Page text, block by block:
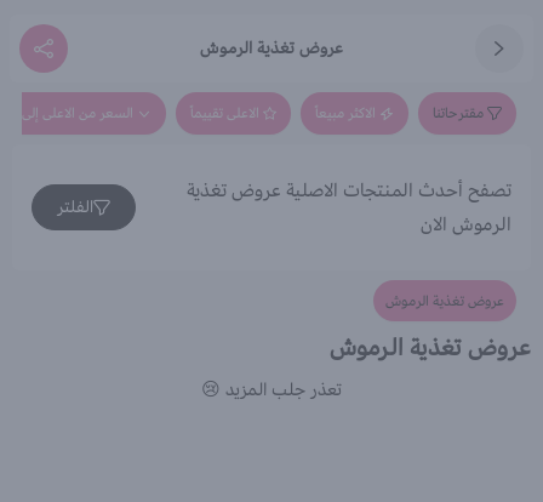
عروض تغذية الرموش
مقترحاتنا الاكثر مبيعاً الاعلى تقييماً السعر من الاعلى إلى
تصفح أحدث المنتجات الاصلية عروض تغذية
الرموش الان
الفلتر
عروض تغذية الرموش
عروض تغذية الرموش
تعذر جلب المزيد 😢